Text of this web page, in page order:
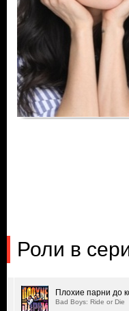
Роли в
Плохие парни до
Bad Boys: Ride or Die